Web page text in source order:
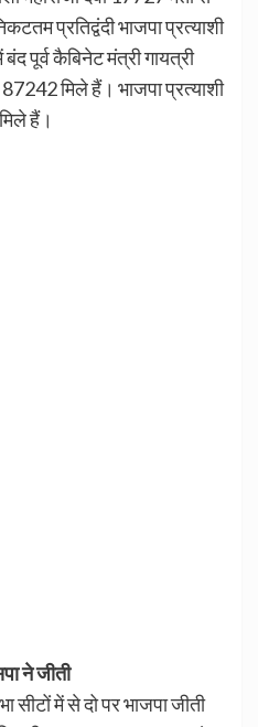
प्रतिद्वंदी भाजपा प्रत्याशी
पूर्व कैबिनेट मंत्री गायत्री
87242 मिले हैं। भाजपा प्रत्याशी
हैं।
ने जीती
में से दो पर भाजपा जीती